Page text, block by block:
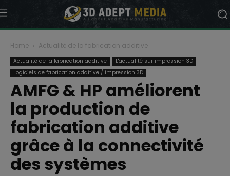
Home Actualité de la fabrication additive
Actualité de la fabrication additive
L'actualité sur impression 3D
Logiciels de fabrication additive / impression 3D
AMFG & HP améliorent
la production de
fabrication additive
grâce à la connectivité
des systèmes